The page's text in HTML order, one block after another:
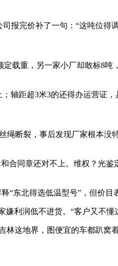
完价补了一句：“这吨位得
载重，另一家小厂却敢标8
轴距超3米3的还得办运营证
断裂，事后发现厂家根本没
合同章还对不上。维权？光鉴
东北得选低温型号”，但价目
利润低不进货。“客户又不懂
这地界，图便宜的车都趴窝